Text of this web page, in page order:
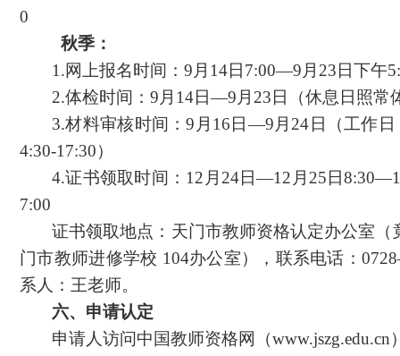
0
秋季：
1.网上报名时间：9月14日 7:00—9月23 日下午
2.体检时间：9月 14日—9月23 日（休息日照常
3.材料审核时间：9月 16 日—9月24 日（工作日
4:30-17:30）
4.证书领取时间：1 2 月 24日—1 2 月 25 日
7:00
证书领取地点：天门市教师资格认定办公室（
门市教师进修学校 104办公室），联系电话：
系人：王老师。
六、申请认定
申请人访问中国教师资格网（www.jszg.edu.cn